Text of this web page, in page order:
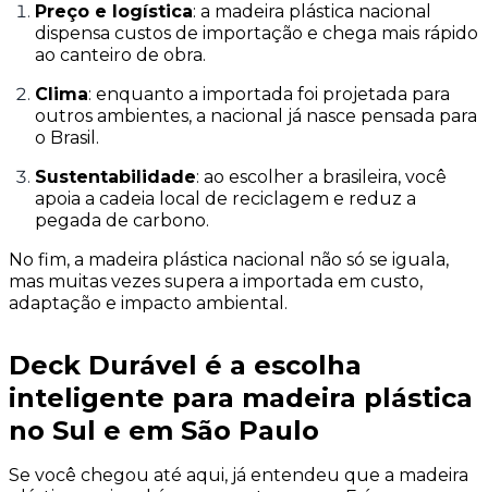
Preço e logística: a madeira plástica nacional
dispensa custos de importação e chega mais rápido
ao canteiro de obra.
Clima: enquanto a importada foi projetada para
outros ambientes, a nacional já nasce pensada para
o Brasil.
Sustentabilidade: ao escolher a brasileira, você
apoia a cadeia local de reciclagem e reduz a
pegada de carbono.
No fim, a madeira plástica nacional não só se iguala,
mas muitas vezes supera a importada em custo,
adaptação e impacto ambiental.
Deck Durável é a escolha
inteligente para madeira plástica
no Sul e em São Paulo
Se você chegou até aqui, já entendeu que a madeira